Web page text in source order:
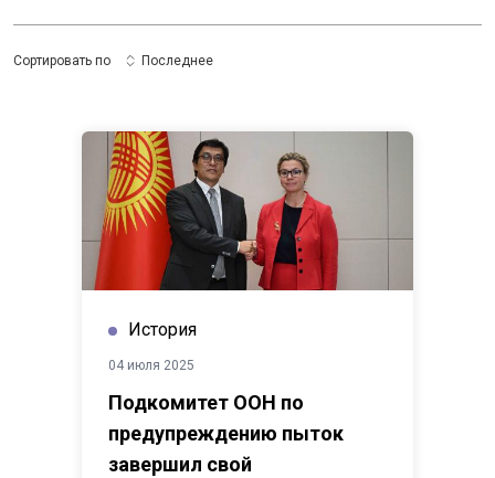
Сортировать по Последнее
История
04 июля 2025
Подкомитет ООН по
предупреждению пыток
завершил свой